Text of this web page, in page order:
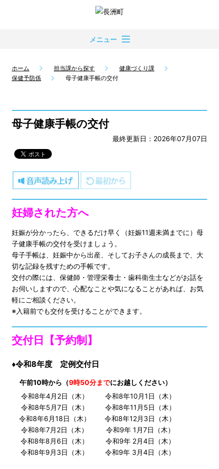
メニュー
ホーム 担当課から探す
健康づくり課
保健予防係
母子健康手帳の交付
母子健康手帳の交付
最終更新日：2026年07月07日
妊婦された方へ
妊娠が分かったら、できるだけ早く（妊娠11週未満までに）母
子健康手帳の交付を受けましょう。
母子手帳は、妊娠中から出産、そしてお子さんの成長まで、大
切な記録を残すための手帳です。
交付の際には、保健師・管理栄養士・歯科衛生士などがお話を
お伺いしますので、心配なことや気になることがあれば、お気
軽にご相談ください。
※入籍前でも交付を受けることができます。
交付日【予約制】
♦令和8年度 定例交付日
午前10時から（9時50分までにお越しください）
令和8年4月2日（木）
令和8年10月1日（木）
令和8年5月7日（木）
令和8年11月5日（木）
令和8年6月18日（木）
令和8年12月3日（木）
令和8年7月2日（木）
令和9年 1月7日（木）
令和8年8月6日（木）
令和9年 2月4日（木）
令和8年9月3日（木）
令和9年 3月4日（木）